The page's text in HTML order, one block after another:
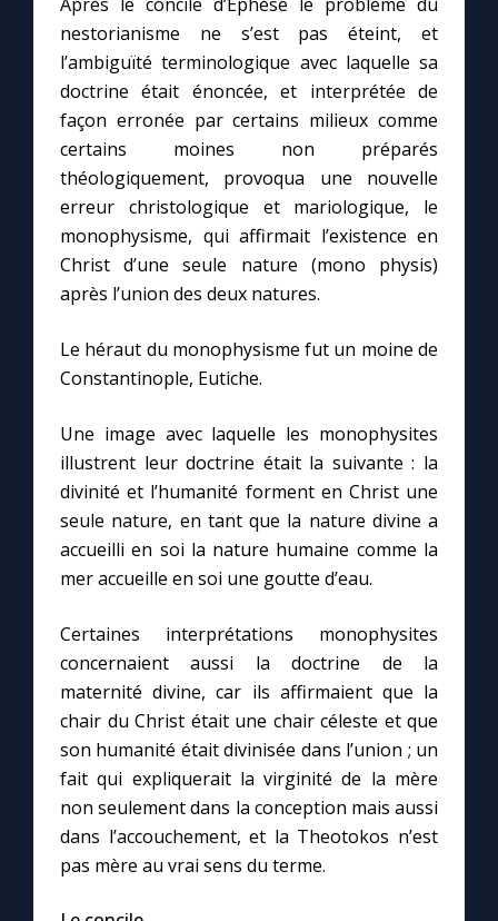
nestorianisme ne s’est pas éteint, et
l’ambiguïté terminologique avec laquelle sa
doctrine était énoncée, et interprétée de
façon erronée par certains milieux comme
certains moines non préparés
théologiquement, provoqua une nouvelle
erreur christologique et mariologique, le
monophysisme, qui affirmait l’existence en
Christ d’une seule nature (mono physis)
après l’union des deux natures.
Le héraut du monophysisme fut un moine de
Constantinople, Eutiche.
Une image avec laquelle les monophysites
illustrent leur doctrine était la suivante : la
divinité et l’humanité forment en Christ une
seule nature, en tant que la nature divine a
accueilli en soi la nature humaine comme la
mer accueille en soi une goutte d’eau.
Certaines interprétations monophysites
concernaient aussi la doctrine de la
maternité divine, car ils affirmaient que la
chair du Christ était une chair céleste et que
son humanité était divinisée dans l’union ; un
fait qui expliquerait la virginité de la mère
non seulement dans la conception mais aussi
dans l’accouchement, et la Theotokos n’est
pas mère au vrai sens du terme.